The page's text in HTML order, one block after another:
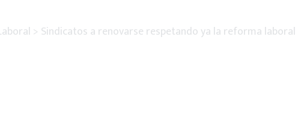
> Sindicatos a renovarse respetando ya la reforma laboral